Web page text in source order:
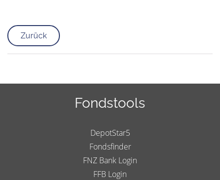
Zurück
Fondstools
DepotStar5
Fondsfinder
FNZ Bank Login
FFB Login